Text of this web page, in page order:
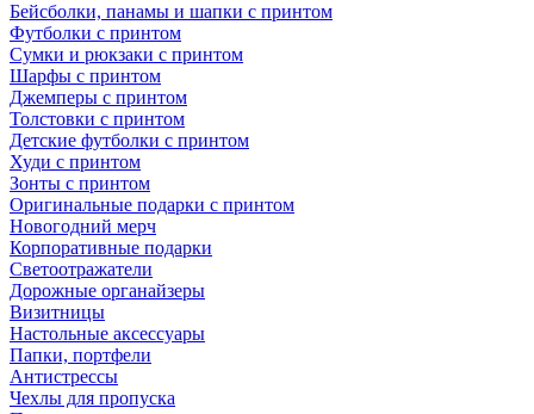
Бейсболки, панамы и шапки с принтом
Футболки с принтом
Сумки и рюкзаки с принтом
Шарфы с принтом
Джемперы с принтом
Толстовки с принтом
Детские футболки с принтом
Худи с принтом
Зонты с принтом
Оригинальные подарки с принтом
Новогодний мерч
Корпоративные подарки
Светоотражатели
Дорожные органайзеры
Визитницы
Настольные аксессуары
Папки, портфели
Антистрессы
Чехлы для пропуска